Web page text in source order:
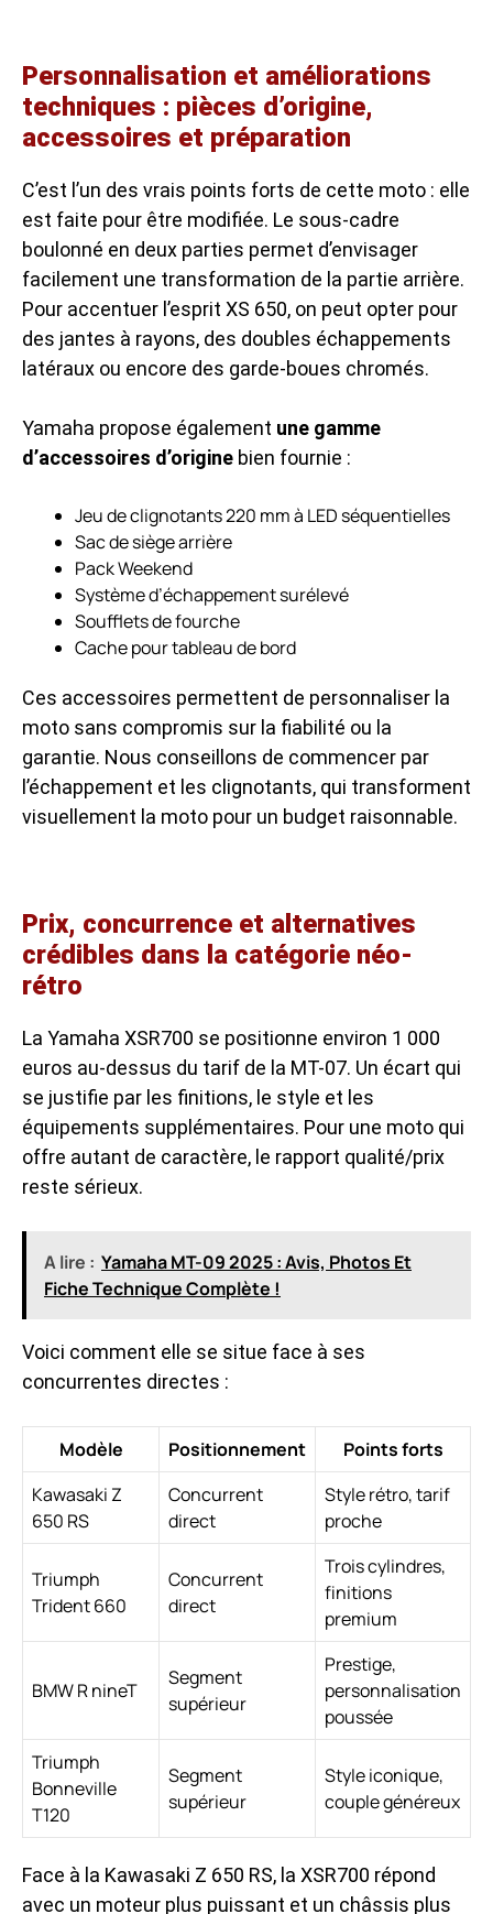
Personnalisation et améliorations
techniques : pièces d’origine,
accessoires et préparation
C’est l’un des vrais points forts de cette moto : elle
est faite pour être modifiée. Le sous-cadre
boulonné en deux parties permet d’envisager
facilement une transformation de la partie arrière.
Pour accentuer l’esprit XS 650, on peut opter pour
des jantes à rayons, des doubles échappements
latéraux ou encore des garde-boues chromés.
Yamaha propose également une gamme
d’accessoires d’origine bien fournie :
Jeu de clignotants 220 mm à LED séquentielles
Sac de siège arrière
Pack Weekend
Système d’échappement surélevé
Soufflets de fourche
Cache pour tableau de bord
Ces accessoires permettent de personnaliser la
moto sans compromis sur la fiabilité ou la
garantie. Nous conseillons de commencer par
l’échappement et les clignotants, qui transforment
visuellement la moto pour un budget raisonnable.
Prix, concurrence et alternatives
crédibles dans la catégorie néo-
rétro
La Yamaha XSR700 se positionne environ 1 000
euros au-dessus du tarif de la MT-07. Un écart qui
se justifie par les finitions, le style et les
équipements supplémentaires. Pour une moto qui
offre autant de caractère, le rapport qualité/prix
reste sérieux.
A lire : Yamaha MT-09 2025 : Avis, Photos Et
Fiche Technique Complète !
Voici comment elle se situe face à ses
concurrentes directes :
Modèle Positionnement
Points forts
Kawasaki Z
650 RS
Concurrent
direct
Style rétro, tarif
proche
Triumph
Trident 660
Concurrent
direct
Trois cylindres,
finitions
premium
BMW R nineT
Segment
supérieur
Prestige,
personnalisation
poussée
Triumph
Bonneville
T120
Segment
supérieur
Style iconique,
couple généreux
Face à la Kawasaki Z 650 RS, la XSR700 répond
avec un moteur plus puissant et un châssis plus